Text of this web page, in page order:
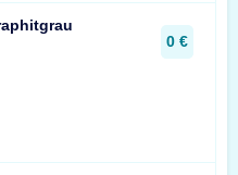
0 €